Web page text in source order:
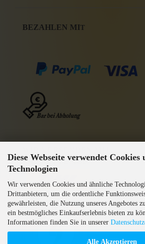
Diese Webseite verwendet Cookies
Technologien
Wir verwenden Cookies und ähnliche
Drittanbietern, um die ordentliche
gewährleisten, die Nutzung unseres Angebotes
ein bestmögliches Einkaufserlebnis bieten zu
Informationen finden Sie in unserer
Alle Akzeptieren
BEZAHLEN MIT
GEPRÜFTE AGB